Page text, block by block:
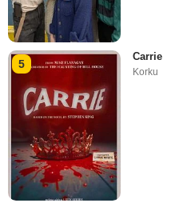
5
Carrie
Korku